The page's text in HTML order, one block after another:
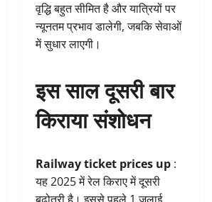
वृद्धि बहुत सीमित है और यात्रियों पर
न्यूनतम प्रभाव डालेगी, जबकि सेवाओं
में सुधार लाएगी।
इस साल दूसरी बार
किराया संशोधन
Railway ticket prices up :
यह 2025 में रेल किराए में दूसरी